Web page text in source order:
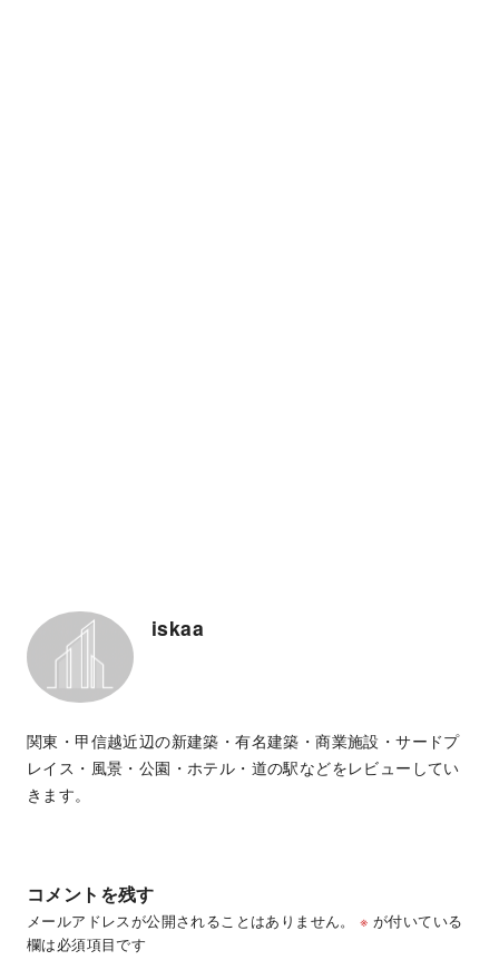
iskaa
関東・甲信越近辺の新建築・有名建築・商業施設・サードプ
レイス・風景・公園・ホテル・道の駅などをレビューしてい
きます。
コメントを残す
メールアドレスが公開されることはありません。 ※ が付いている
欄は必須項目です